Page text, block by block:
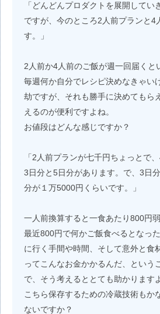
「どんどんプロダクトを展開してい
ですが、今のところ2人前プランと4
す。」
2人前か4人前のご飯が週一回届くと
毎週何か自分でレシピ決めなきゃい
劫ですが、それも勝手に決めてもら
えるのが便利ですよね。
お値段はどんな感じですか？
「2人前プランが七千円ちょっとで
3日分と5日分があります。で、3日
分が１万5000円くらいです。」
一人前換算すると一食あたり800円弱
最近800円で何かご飯食べるとなっ
に行く手間や時間、そして意外と食
ってこんなお金かかるんだ、という
で、そう考えるととても助かります
こちら保存するための冷蔵技術もか
ないですか？